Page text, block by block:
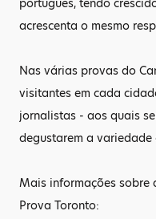
português, tendo
acrescenta o mesmo
Nas várias provas do
visitantes em cada
jornalistas - aos quais
degustarem a
Mais informações sobre
Prova Toronto: